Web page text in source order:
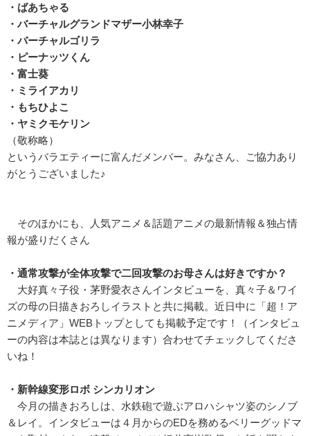
・ばあちゃる
・バーチャルグランドマザー小林幸子
・バーチャルゴリラ
・ピーナッツくん
・富士葵
・ミライアカリ
・もちひよこ
・ヤミクモケリン
（敬称略）
というバラエティーに富んだメンバー。みなさん、ご協力あり
がとうございました♪
そのほかにも、人気アニメ＆話題アニメの最新情報＆独占情
報が盛りだくさん
・通常攻撃が全体攻撃で二回攻撃のお母さんは好きですか？
大好真々子役・茅野愛衣さんインタビューを、真々子＆ワイ
ズの母の日描きおろしイラストと共に掲載。近日中に「超！ア
ニメディア」WEBトップとしても掲載予定です！（インタビュ
ーの内容は本誌とは異なります）合わせてチェックしてくださ
いね！
・新幹線変形ロボ シンカリオン
今月の描きおろしは、水鉄砲で遊ぶアロハシャツ姿のシノブ
＆レイ。インタビューは４月からのEDを務めるベリーグッドマ